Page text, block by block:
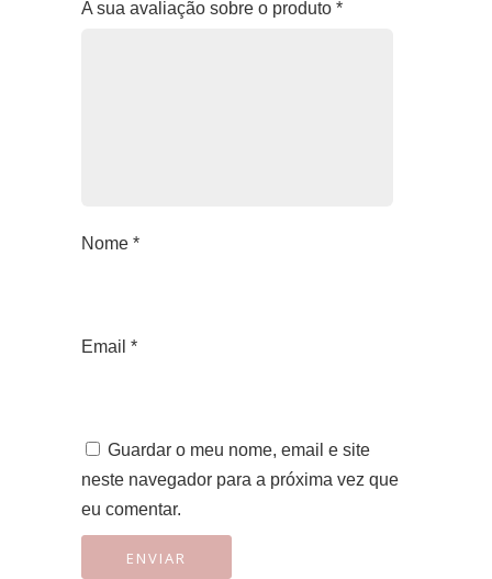
A sua avaliação sobre o produto *
Nome *
Email *
Guardar o meu nome, email e site
neste navegador para a próxima vez que
eu comentar.